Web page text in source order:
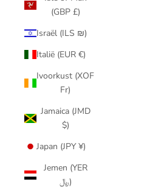
(GBP £)
Israël (ILS ₪)
Italië (EUR €)
Ivoorkust (XOF
Fr)
Jamaica (JMD
$)
Japan (JPY ¥)
Jemen (YER
﷼)